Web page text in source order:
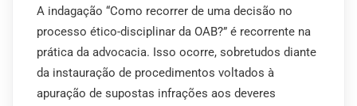
A indagação “Como recorrer de uma decisão no
processo ético-disciplinar da OAB?” é recorrente na
prática da advocacia. Isso ocorre, sobretudos diante
da instauração de procedimentos voltados à
apuração de supostas infrações aos deveres